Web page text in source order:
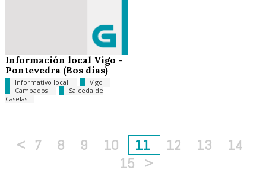
Información local Vigo -
Pontevedra (Bos días)
Informativo local
Vigo
Cambados
Salceda de
Caselas
< 7 8 9 10 11 12 13
14
15 >